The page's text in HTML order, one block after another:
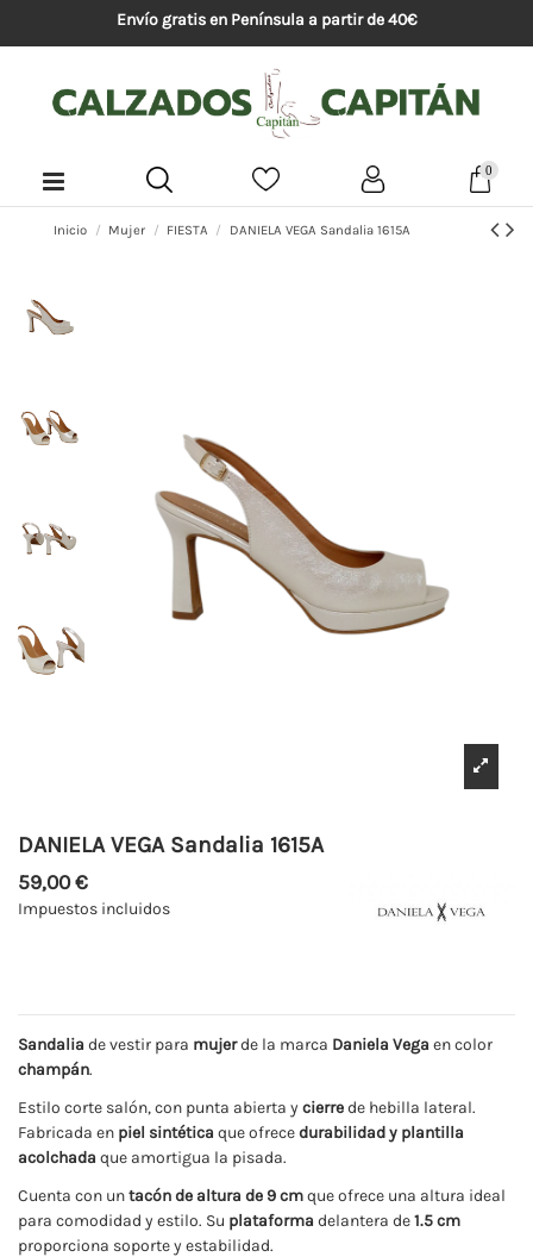
Envío gratis en Península a partir de 40€
0
Inicio Mujer FIESTA DANIELA VEGA Sandalia 1615A
DANIELA VEGA Sandalia 1615A
59,00 €
Impuestos incluidos
Sandalia de vestir para mujerde la marca Daniela Vega en color
champán.
Estilo corte salón, con punta abierta y cierrede hebilla lateral.
Fabricada en piel sintética que ofrecedurabilidad y plantilla
acolchada que amortigua la pisada.
Cuenta con untacón de altura de 9 cmque ofrece una altura ideal
para comodidad y estilo. Su plataforma delantera de1.5 cm
proporciona soporte y estabilidad.